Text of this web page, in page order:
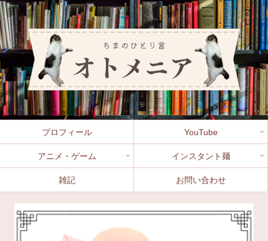
プロフィール YouTube
アニメ・ゲーム インスタント麺
雑記 お問い合わせ